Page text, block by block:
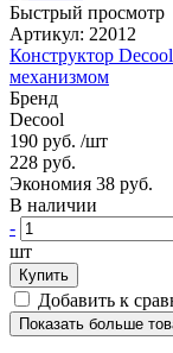
Быстрый просмотр
Артикул: 22012
Конструктор
механизмом
Бренд
Decool
190 руб. /шт
228 руб.
Экономия 38 руб.
В наличии
-
шт
Купить
Добавить к
Показать больше